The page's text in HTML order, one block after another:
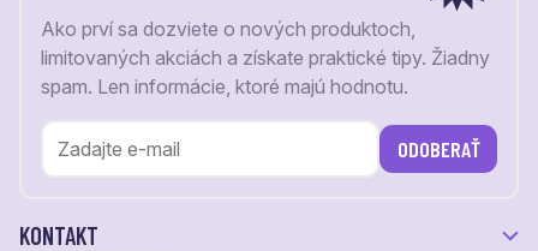
Ako prví sa dozviete o nových produktoch,
limitovaných akciách a získate praktické tipy. Žiadny
spam. Len informácie, ktoré majú hodnotu.
ODOBERAŤ
KONTAKT